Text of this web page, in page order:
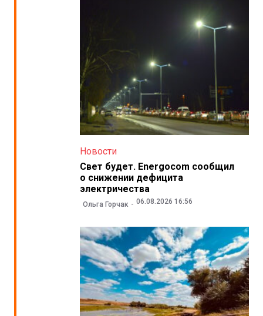
Новости
Свет будет. Energocom сообщил
о снижении дефицита
электричества
Ольга Горчак 06.08.2026 16:56